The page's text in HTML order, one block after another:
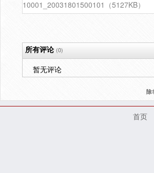
10001_20031801500101（5127KB）
所有评论(0)
暂无评论
除
首页